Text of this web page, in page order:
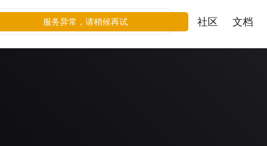
社区 文档
服务异常，请稍候再试